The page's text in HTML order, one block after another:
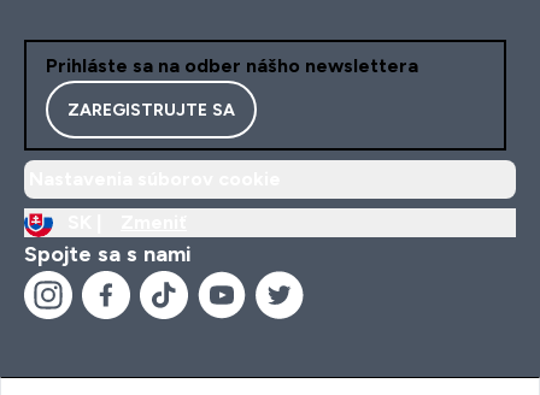
Prihláste sa na odber nášho newslettera
ZAREGISTRUJTE SA
Spojte sa s nami